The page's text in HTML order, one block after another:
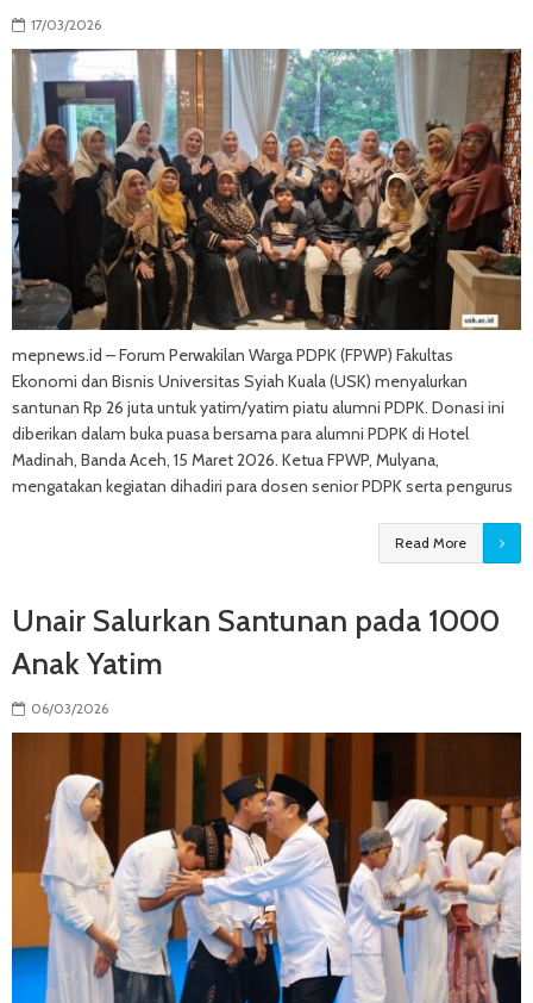
17/03/2026
mepnews.id – Forum Perwakilan Warga PDPK (FPWP) Fakultas
Ekonomi dan Bisnis Universitas Syiah Kuala (USK) menyalurkan
santunan Rp 26 juta untuk yatim/yatim piatu alumni PDPK. Donasi ini
diberikan dalam buka puasa bersama para alumni PDPK di Hotel
Madinah, Banda Aceh, 15 Maret 2026. Ketua FPWP, Mulyana,
mengatakan kegiatan dihadiri para dosen senior PDPK serta pengurus
Read More
Unair Salurkan Santunan pada 1000
Anak Yatim
06/03/2026